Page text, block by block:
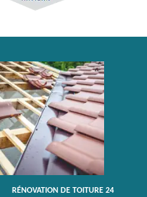
RÉNOVATION DE TOITURE 24